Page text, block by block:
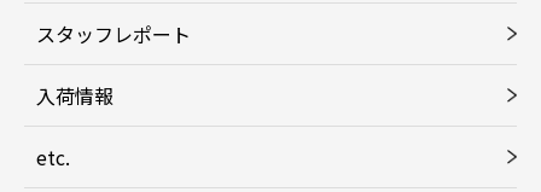
スタッフレポート
入荷情報
etc.